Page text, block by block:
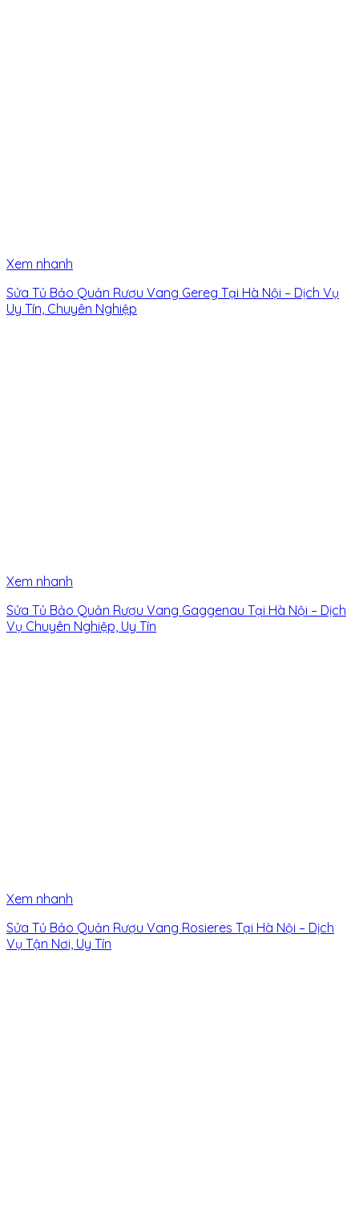
Xem nhanh
Sửa Tủ Bảo Quản Rượu Vang Gereg Tại Hà Nội – Dịch Vụ
Uy Tín, Chuyên Nghiệp
Xem nhanh
Sửa Tủ Bảo Quản Rượu Vang Gaggenau Tại Hà Nội – Dịch
Vụ Chuyên Nghiệp, Uy Tín
Xem nhanh
Sửa Tủ Bảo Quản Rượu Vang Rosieres Tại Hà Nội – Dịch
Vụ Tận Nơi, Uy Tín